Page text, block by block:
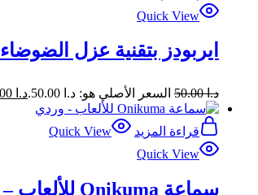
Quick View
ايربودز بتقنية عزل الضوضاء
د.ا50.00 السعر الأصلي هو: د.ا 50.00. د.ا
قراءة المزيد
Quick View
Quick View
سماعة Onikuma للألعاب – وردي